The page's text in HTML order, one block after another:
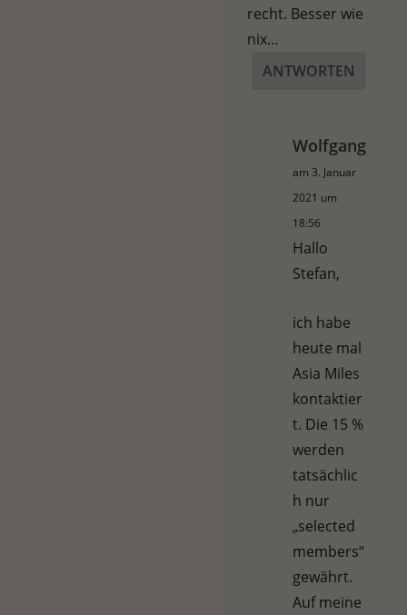
recht. Besser wie
nix…
ANTWORTEN
Wolfgang
am 3. Januar
2021 um
18:56
Hallo
Stefan,
ich habe
heute mal
Asia Miles
kontaktier
t. Die 15 %
werden
tatsächlic
h nur
„selected
members“
gewährt.
Auf meine